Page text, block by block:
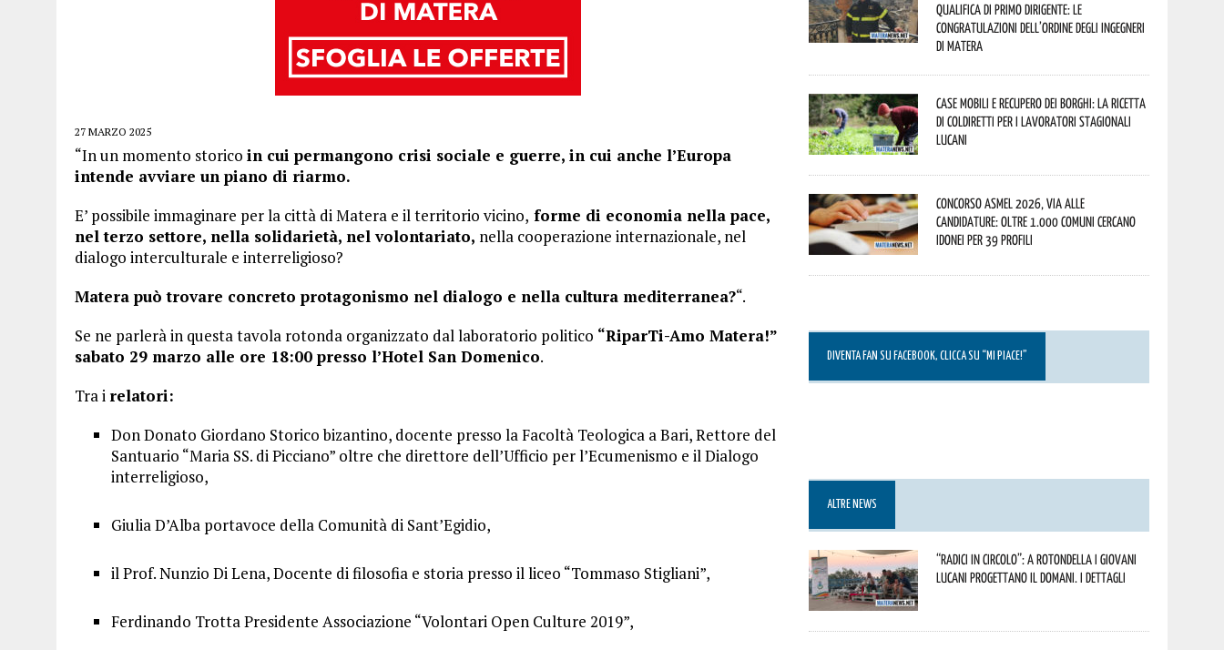
27 MARZO 2025
“In un momento storico in cui permangono crisi sociale e guerre, in cui anche l’Europa
intende avviare un piano di riarmo.
E’ possibile immaginare per la città di Matera e il territorio vicino, forme di economia nella pace,
nel terzo settore, nella solidarietà, nel volontariato, nella cooperazione internazionale, nel
dialogo interculturale e interreligioso?
Matera può trovare concreto protagonismo nel dialogo e nella cultura mediterranea?“.
Se ne parlerà in questa tavola rotonda organizzato dal laboratorio politico “RiparTi-Amo Matera!”
sabato 29 marzo alle ore 18:00 presso l’Hotel San Domenico.
Tra i relatori:
Don Donato Giordano Storico bizantino, docente presso la Facoltà Teologica a Bari, Rettore del
Santuario “Maria SS. di Picciano” oltre che direttore dell’Ufficio per l’Ecumenismo e il Dialogo
interreligioso,
Giulia D’Alba portavoce della Comunità di Sant’Egidio,
il Prof. Nunzio Di Lena, Docente di filosofia e storia presso il liceo “Tommaso Stigliani”,
Ferdinando Trotta Presidente Associazione “Volontari Open Culture 2019”,
qualifica di Primo Dirigente: le
congratulazioni dell’Ordine degli Ingegneri
di Matera
Case mobili e recupero dei borghi: la ricetta
di Coldiretti per i lavoratori stagionali
lucani
Concorso Asmel 2026, via alle
candidature: oltre 1.000 Comuni cercano
idonei per 39 profili
DIVENTA FAN SU FACEBOOK, CLICCA SU “MI PIACE!”
ALTRE NEWS
“Radici in Circolo”: a Rotondella i giovani
lucani progettano il domani. I dettagli